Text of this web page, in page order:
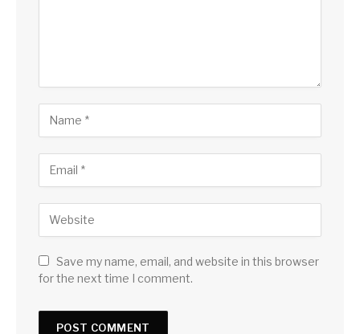
Save my name, email, and website in this browser
for the next time I comment.